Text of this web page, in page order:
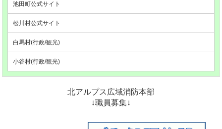
池田町公式サイト
松川村公式サイト
白馬村(行政/観光)
小谷村(行政/観光)
北アルプス広域消防本部
↓職員募集↓